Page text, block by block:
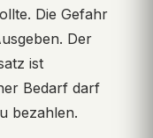
Die Gefahr
Der
ist
Bedarf darf
bezahlen.